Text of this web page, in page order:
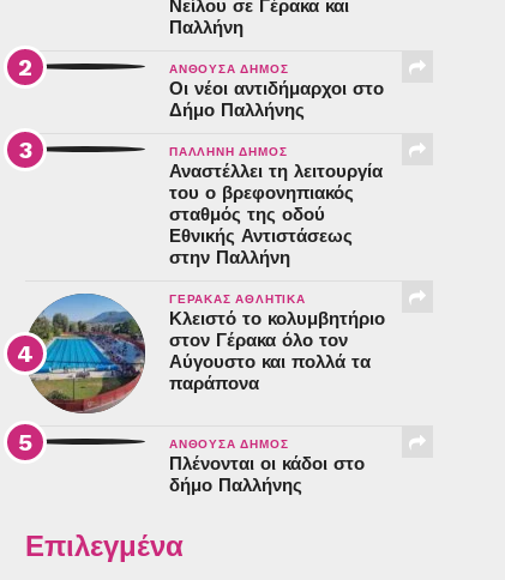
Νείλου σε Γέρακα και
Παλλήνη
ΑΝΘΟΎΣΑ ΔΉΜΟΣ
Οι νέοι αντιδήμαρχοι στο
Δήμο Παλλήνης
ΠΑΛΛΉΝΗ ΔΉΜΟΣ
Αναστέλλει τη λειτουργία
του ο βρεφονηπιακός
σταθμός της οδού
Εθνικής Αντιστάσεως
στην Παλλήνη
ΓΈΡΑΚΑΣ ΑΘΛΗΤΙΚΆ
Κλειστό το κολυμβητήριο
στον Γέρακα όλο τον
Αύγουστο και πολλά τα
παράπονα
ΑΝΘΟΎΣΑ ΔΉΜΟΣ
Πλένονται οι κάδοι στο
δήμο Παλλήνης
Επιλεγμένα